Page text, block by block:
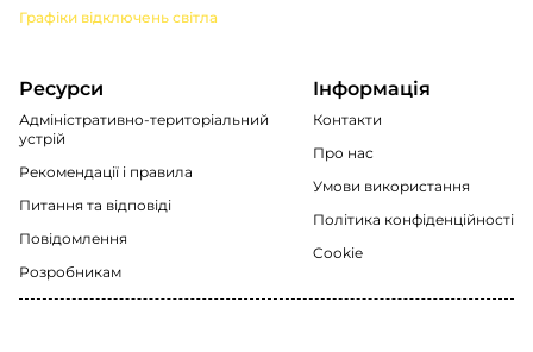
Графіки відключень світла
Ресурси
Адміністративно-територіальний
устрій
Рекомендації i правила
Питання та відповіді
Повідомлення
Розробникам
Інформація
Контакти
Про нас
Умови використання
Політика конфіденційності
Cookie